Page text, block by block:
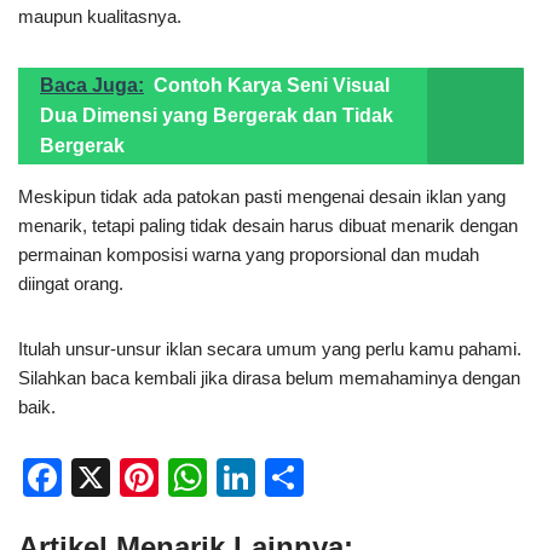
maupun kualitasnya.
Baca Juga: Contoh Karya Seni Visual
Dua Dimensi yang Bergerak dan Tidak
Bergerak
Meskipun tidak ada patokan pasti mengenai desain iklan yang
menarik, tetapi paling tidak desain harus dibuat menarik dengan
permainan komposisi warna yang proporsional dan mudah
diingat orang.
Itulah unsur-unsur iklan secara umum yang perlu kamu pahami.
Silahkan baca kembali jika dirasa belum memahaminya dengan
baik.
F
X
Pi
W
Li